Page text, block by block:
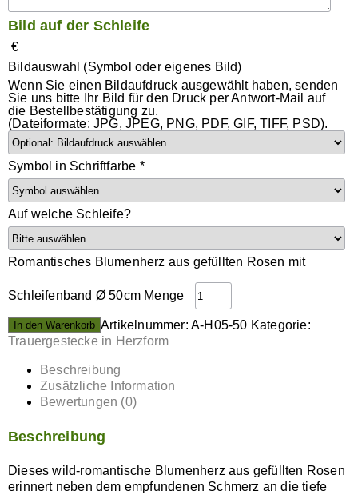
Bild auf der Schleife
€
Bildauswahl (Symbol oder eigenes Bild)
Wenn Sie einen Bildaufdruck ausgewählt haben, senden
Sie uns bitte Ihr Bild für den Druck per Antwort-Mail auf
die Bestellbestätigung zu.
(Dateiformate: JPG, JPEG, PNG, PDF, GIF, TIFF, PSD).
Symbol in Schriftfarbe *
Auf welche Schleife?
Romantisches Blumenherz aus gefüllten Rosen mit
Schleifenband Ø 50cm Menge
In den Warenkorb Artikelnummer: A-H05-50 Kategorie:
Trauergestecke in Herzform
Beschreibung
Zusätzliche Information
Bewertungen (0)
Beschreibung
Dieses wild-romantische Blumenherz aus gefüllten Rosen
erinnert neben dem empfundenen Schmerz an die tiefe